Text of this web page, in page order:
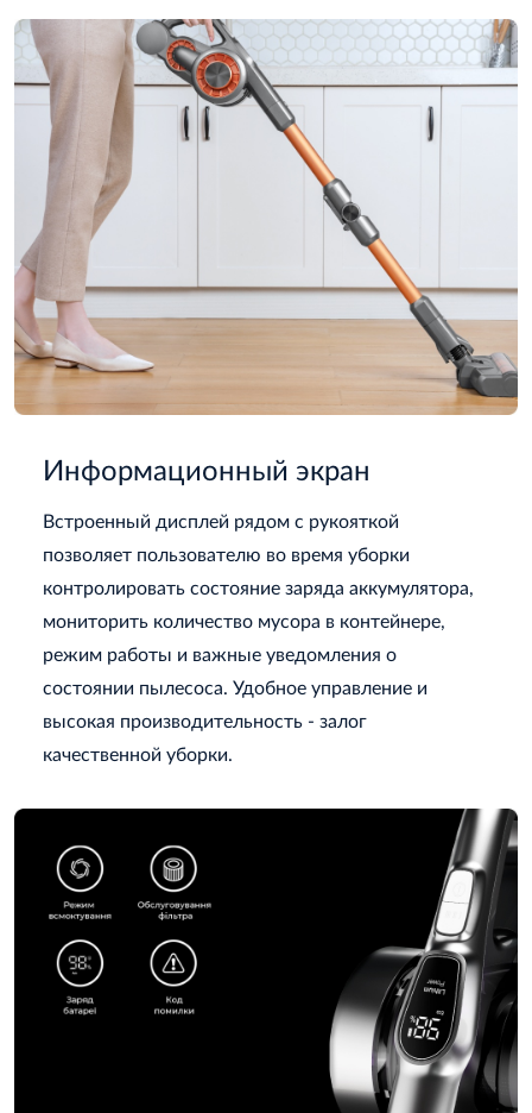
Информационный экран
Встроенный дисплей рядом с рукояткой
позволяет пользователю во время уборки
контролировать состояние заряда аккумулятора,
мониторить количество мусора в контейнере,
режим работы и важные уведомления о
состоянии пылесоса. Удобное управление и
высокая производительность - залог
качественной уборки.